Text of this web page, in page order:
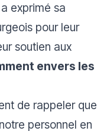
exprimé sa
pour leur
soutien aux
envers les
de rappeler que
personnel en